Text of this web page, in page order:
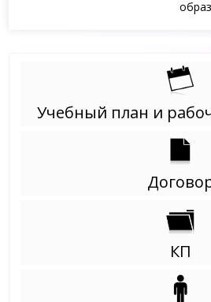
Учебный план и
КП